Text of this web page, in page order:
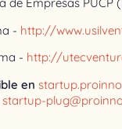
- http://
- http://
en
startup-